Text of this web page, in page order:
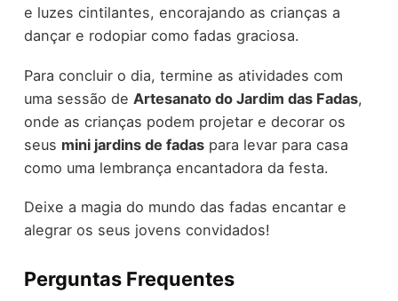
e luzes cintilantes, encorajando as crianças a
dançar e rodopiar como fadas graciosa.
Para concluir o dia, termine as atividades com
uma sessão de Artesanato do Jardim das Fadas,
onde as crianças podem projetar e decorar os
seus mini jardins de fadaspara levar para casa
como uma lembrança encantadora da festa.
Deixe a magia do mundo das fadas encantar e
alegrar os seus jovens convidados!
Perguntas Frequentes